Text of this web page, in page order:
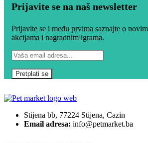
Prijavite se na naš newsletter
Prijavite se i među prvima saznajte o
akcijama i nagradnim igrama.
Stijena bb, 77224 Stijena, Cazin
Email adresa: info@petmarket.ba